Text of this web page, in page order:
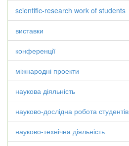
scientific-research work of students
виставки
конференції
міжнародні проекти
наукова діяльність
науково-дослідна робота студентів
науково-технічна діяльність